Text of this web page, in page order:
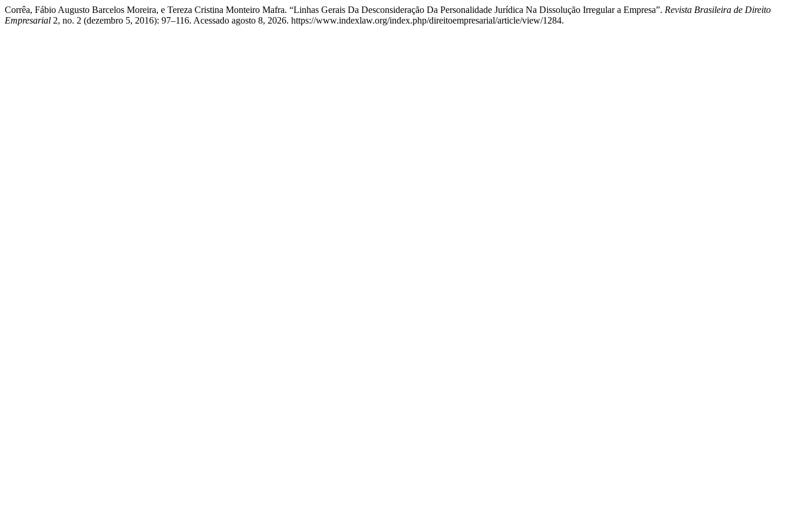
Corrêa, Fábio Augusto Barcelos Moreira, e Tereza Cristina Monteiro Mafra. “Linhas Gerais Da Desconsideração Da Personalidade Jurídica Na Dissolução Irregular a Empresa”. Revista Brasileira de Direito
Empresarial 2, no. 2 (dezembro 5, 2016): 97–116. Acessado agosto 8, 2026. https://www.indexlaw.org/index.php/direitoempresarial/article/view/1284.